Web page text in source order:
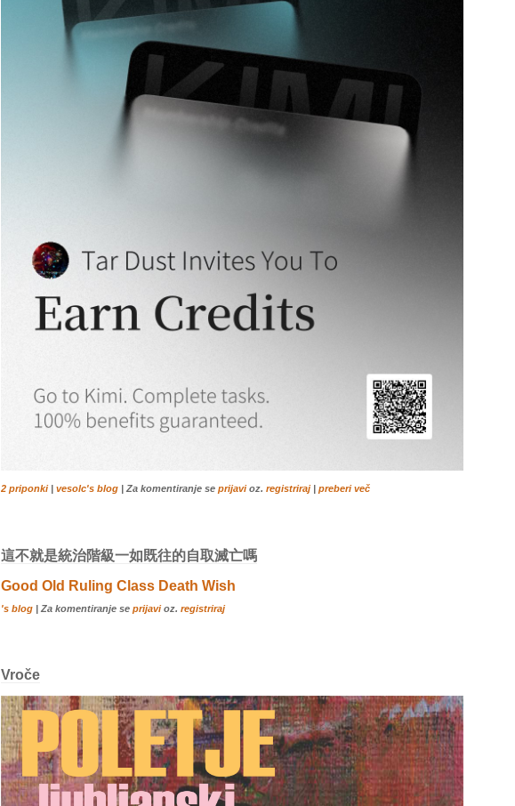
2 priponki| vesolc's blog | Za komentiranje se prijavioz. registriraj| preberi več
這不就是統治階級一如既往的自取滅亡嗎
Good Old Ruling Class Death Wish
's blog | Za komentiranje se prijavioz. registriraj
Vroče